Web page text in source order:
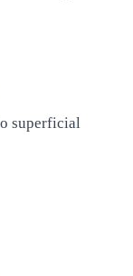
superficial